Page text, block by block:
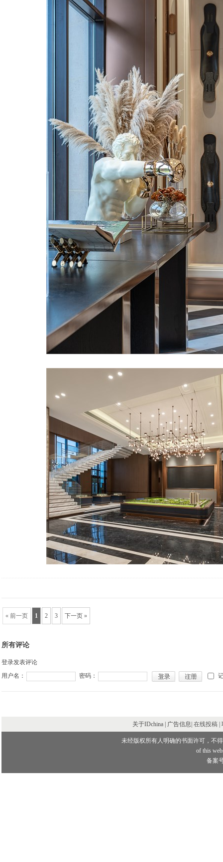
« 前一页 1 2 3 下一页 »
所有评论
登录发表评论
用户名：
密码：
关于IDchina | 广告信息| 在线投稿
未经版权所有人明确的书面许可，不
of this
备案